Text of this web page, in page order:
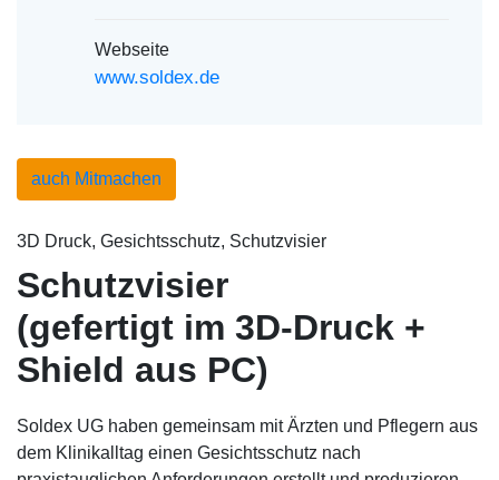
Webseite
www.soldex.de
auch Mitmachen
3D Druck, Gesichtsschutz, Schutzvisier
Schutzvisier
(gefertigt im 3D-Druck +
Shield aus PC)
Soldex UG haben gemeinsam mit Ärzten und Pflegern aus
dem Klinikalltag einen Gesichtsschutz nach